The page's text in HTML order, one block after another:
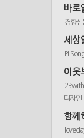
바로
경향신
세상
이웃
디자인
함께